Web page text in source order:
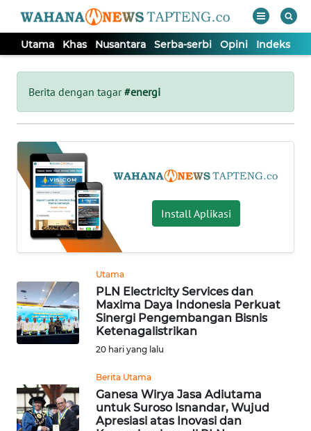
Utama Khas Nusantara Serba-serbi Opini Indeks
Berita dengan tagar#energi
Install Aplikasi
Utama
PLN Electricity Services dan
Maxima Daya Indonesia Perkuat
Sinergi Pengembangan Bisnis
Ketenagalistrikan
20 hari yang lalu
Berita Utama
Ganesa Wirya Jasa Adiutama
untuk Suroso Isnandar, Wujud
Apresiasi atas Inovasi dan
Tutup
UTAMA
KHAS
NUSANTARA
SERBA-
SERBI
OPINI
Informasi
KONTAK